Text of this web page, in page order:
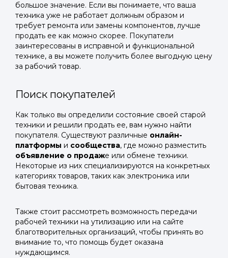
большое значение. Если вы понимаете, что ваша
техника уже не работает должным образом и
требует ремонта или замены компонентов, лучше
продать ее как можно скорее. Покупатели
заинтересованы в исправной и функциональной
технике, а вы можете получить более выгодную цену
за рабочий товар.
Поиск покупателей
Как только вы определили состояние своей старой
техники и решили продать ее, вам нужно найти
покупателя. Существуют различные онлайн-
платформы и сообщества, где можно разместить
объявление о продаже или обмене техники.
Некоторые из них специализируются на конкретных
категориях товаров, таких как электроника или
бытовая техника.
Также стоит рассмотреть возможность передачи
рабочей техники на утилизацию или на сайте
благотворительных организаций, чтобы принять во
внимание то, что помощь будет оказана
нуждающимся.